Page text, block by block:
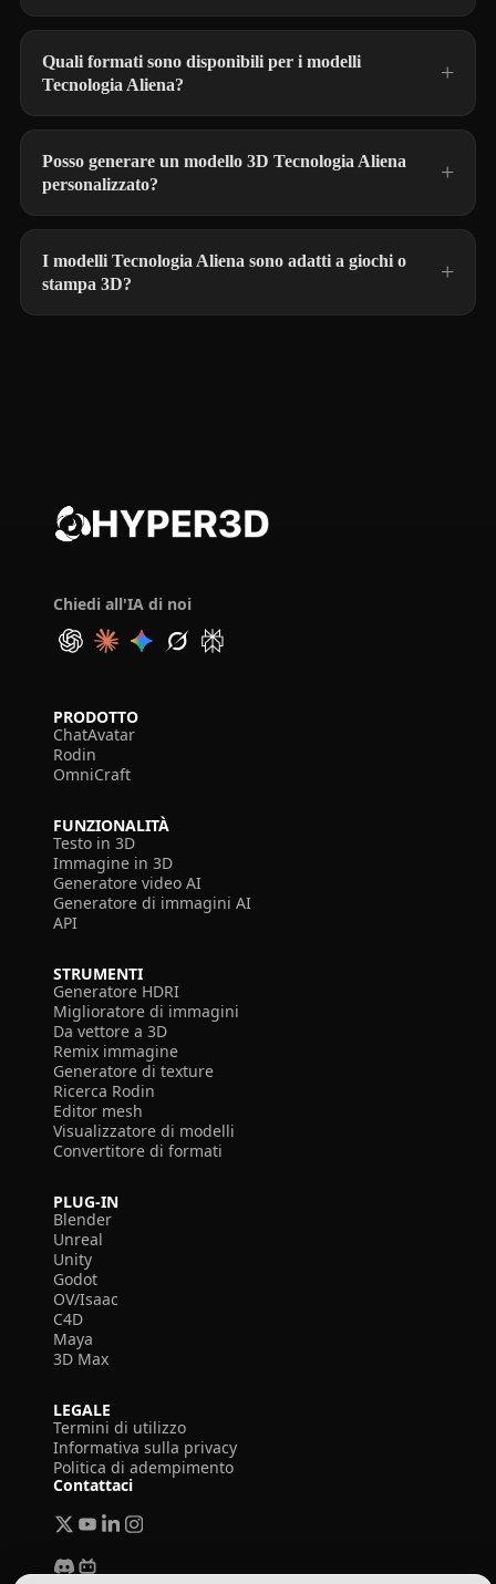
Quali formati sono disponibili per i modelli
Tecnologia Aliena?
Posso generare un modello 3D Tecnologia Aliena
personalizzato?
I modelli Tecnologia Aliena sono adatti a giochi o
stampa 3D?
Chiedi all'IA di noi
PRODOTTO
ChatAvatar
Rodin
OmniCraft
FUNZIONALITÀ
Testo in 3D
Immagine in 3D
Generatore video AI
Generatore di immagini AI
API
STRUMENTI
Generatore HDRI
Miglioratore di immagini
Da vettore a 3D
Remix immagine
Generatore di texture
Ricerca Rodin
Editor mesh
Visualizzatore di modelli
Convertitore di formati
PLUG-IN
Blender
Unreal
Unity
Godot
OV/Isaac
C4D
Maya
3D Max
LEGALE
Termini di utilizzo
Informativa sulla privacy
Politica di adempimento
Contattaci